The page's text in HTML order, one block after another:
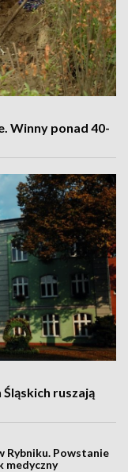
Winny ponad 40-
ruszają
Powstanie
medyczny